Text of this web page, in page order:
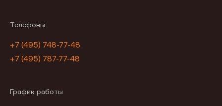
Телефоны
+7 (495) 748-77-48
+7 (495) 787-77-48
График работы